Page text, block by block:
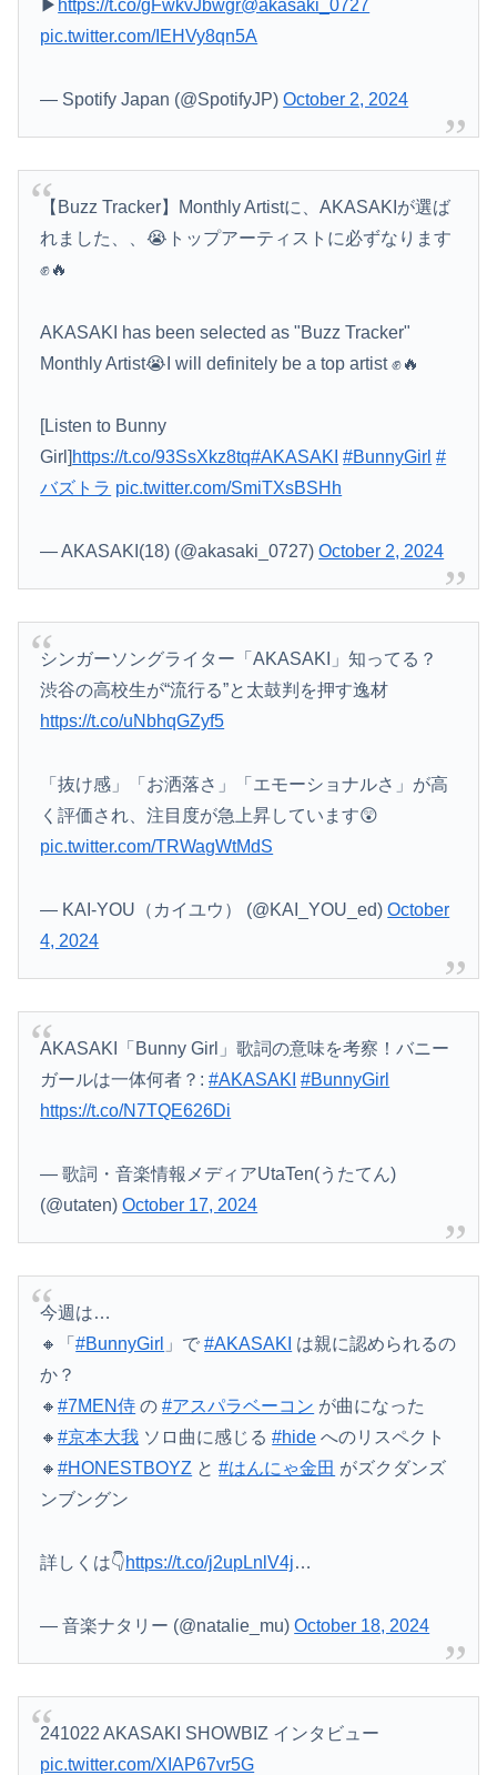
Powered by livedoor 相互RSS
▶︎ https://t.co/gFwkvJbwgr@akasaki_0727
pic.twitter.com/IEHVy8qn5A
— Spotify Japan (@SpotifyJP)October 2, 2024
【Buzz Tracker】Monthly Artistに、AKASAKIが選ば
れました、、😭トップアーティストに必ずなります
✊🔥
AKASAKI has been selected as "Buzz Tracker"
Monthly Artist😭I will definitely be a top artist ✊🔥
[Listen to Bunny
Girl] https://t.co/93SsXkz8tq#AKASAKI #BunnyGirl #
バズトラ pic.twitter.com/SmiTXsBSHh
— AKASAKI(18) (@akasaki_0727)October 2, 2024
シンガーソングライター「AKASAKI」知ってる？
渋谷の高校生が“流行る”と太鼓判を押す逸材
https://t.co/uNbhqGZyf5
「抜け感」「お洒落さ」「エモーショナルさ」が高
く評価され、注目度が急上昇しています😲
pic.twitter.com/TRWagWtMdS
— KAI-YOU（カイユウ） (@KAI_YOU_ed)October
4, 2024
AKASAKI「Bunny Girl」歌詞の意味を考察！バニー
ガールは一体何者？:#AKASAKI #BunnyGirl
https://t.co/N7TQE626Di
— 歌詞・音楽情報メディアUtaTen(うたてん)
(@utaten)October 17, 2024
今週は…
🔸「#BunnyGirl 」で#AKASAKI は親に認められるの
か？
🔸#7MEN侍 の#アスパラベーコン が曲になった
🔸#京本大我 ソロ曲に感じる#hide へのリスペクト
🔸#HONESTBOYZ と#はんにゃ金田 がズクダンズ
ンブングン
詳しくは👇https://t.co/j2upLnlV4j…
— 音楽ナタリー (@natalie_mu)October 18, 2024
241022 AKASAKI SHOWBIZ インタビュー
pic.twitter.com/XIAP67vr5G